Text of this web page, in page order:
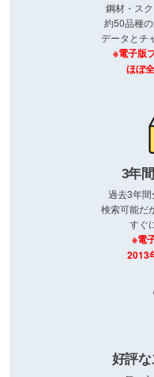
鋼材・ス
約50品種
データとチ
※電子版
ほぼ
3年
過去3年
検索可能だ
すぐ
※電
2013
好評